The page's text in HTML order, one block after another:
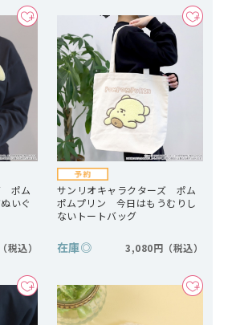
ポム
いぐ
サンリオキャラクターズ ポム
ポムプリン 今日はもうむりし
ないトートバッグ
在庫◎ 3,080円